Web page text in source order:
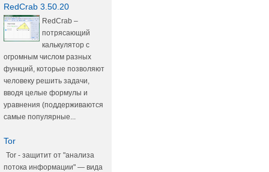
RedCrab 3.50.20
RedCrab –
потрясающий
калькулятор с
огромным числом разных
функций, которые позволяют
человеку решить задачи,
вводя целые формулы и
уравнения (поддерживаются
самые популярные...
Tor
Tor - защитит от "анализа
потока информации" — вида